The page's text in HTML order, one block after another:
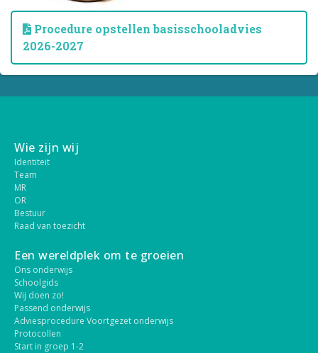
Procedure opstellen basisschooladvies
2026-2027
Wie zijn wij
Identiteit
Team
MR
OR
Bestuur
Raad van toezicht
Een wereldplek om te groeien
Ons onderwijs
Schoolgids
Wij doen zo!
Passend onderwijs
Adviesprocedure Voortgezet onderwijs
Protocollen
Start in groep 1-2